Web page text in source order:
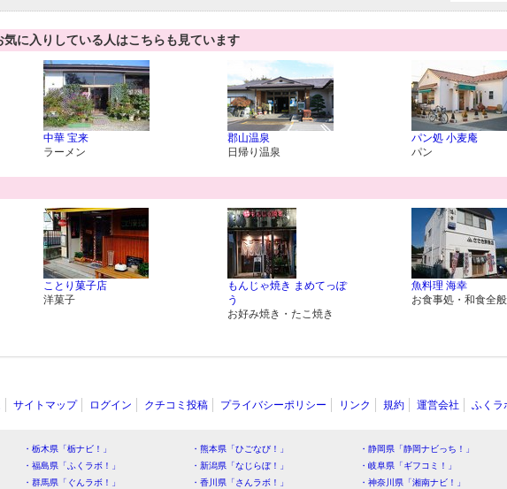
に入りしている人はこちらも見ています
中華 宝来
ラーメン
郡山温泉
日帰り温泉
パン処 小麦庵
パン
ことり菓子店
洋菓子
もんじゃ焼き まめてっぽ
う
お好み焼き・たこ焼き
魚料理 海幸
お食事処・和食全般
サイトマップ ログイン クチコミ投稿 プライバシーポリシー リンク 規約 運営会社 ふくラ
・栃木県「栃ナビ！」 ・熊本県「ひごなび！」 ・静岡県「静岡ナビっち！」
・福島県「ふくラボ！」
・新潟県「なじらぼ！」 ・岐阜県「ギフコミ！」
・群馬県「ぐんラボ！」
・香川県「さんラボ！」 ・神奈川県「湘南ナビ！」